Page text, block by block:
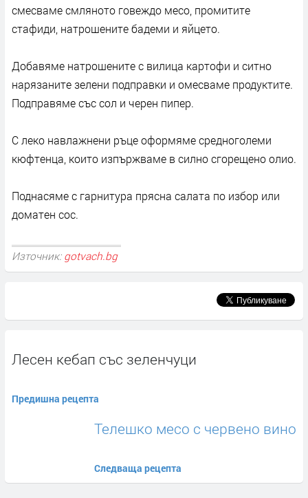
смесваме смляното говеждо месо, промитите
стафиди, натрошените бадеми и яйцето.
Добавяме натрошените с вилица картофи и ситно
нарязаните зелени подправки и омесваме продуктите.
Подправяме със сол и черен пипер.
С леко навлажнени ръце оформяме средноголеми
кюфтенца, които изпържваме в силно сгорещено олио.
Поднасяме с гарнитура прясна салата по избор или
доматен сос.
Източник: gotvach.bg
Лесен кебап със зеленчуци
Предишна рецепта
Телешко месо с червено вино
Следваща рецепта